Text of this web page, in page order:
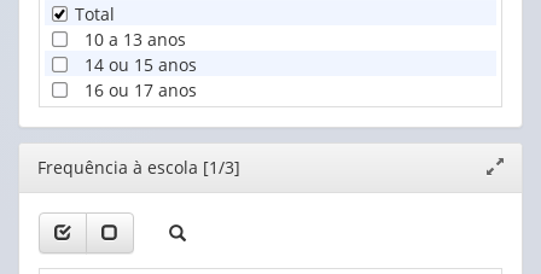
Total
10 a 13 anos
14 ou 15 anos
16 ou 17 anos
Editor
janela
Frequência à escola [1/3]